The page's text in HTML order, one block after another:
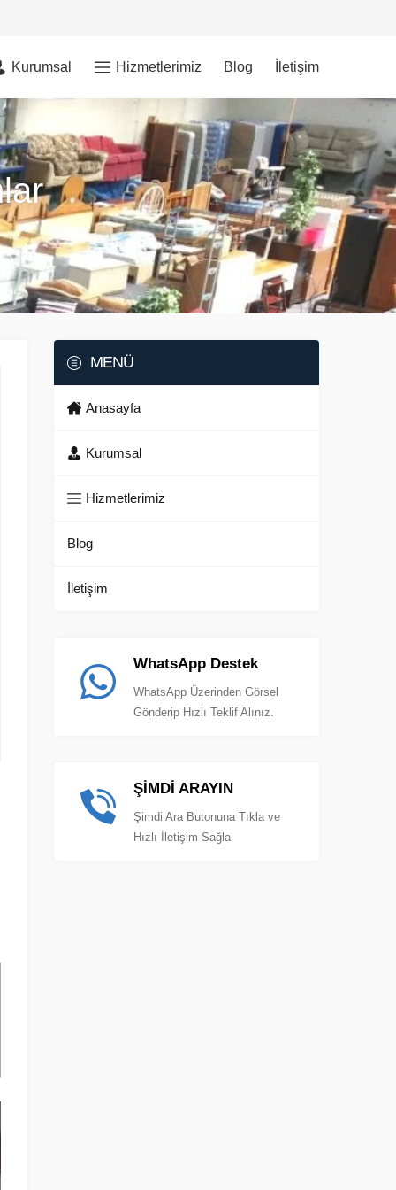
Kurumsal Hizmetlerimiz Blog İletişim
MENÜ
Anasayfa
Kurumsal
Hizmetlerimiz
Blog
İletişim
WhatsApp Destek
WhatsApp Üzerinden Görsel
Gönderip Hızlı Teklif Alınız.
ŞİMDİ ARAYIN
Şimdi Ara Butonuna Tıkla ve
Hızlı İletişim Sağla